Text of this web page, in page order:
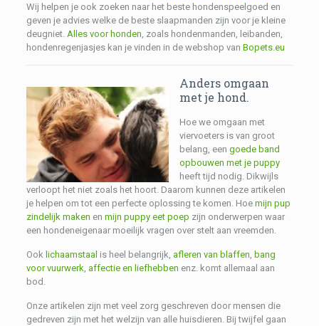
Wij helpen je ook zoeken naar het beste hondenspeelgoed en
geven je advies welke de beste slaapmanden zijn voor je kleine
deugniet. Alles voor honden, zoals hondenmanden, leibanden,
hondenregenjasjes kan je vinden in de webshop van Bopets.eu
Anders omgaan
met je hond.
Hoe we omgaan met
viervoeters is van groot
belang, een goede band
opbouwen met je puppy
heeft tijd nodig. Dikwijls
verloopt het niet zoals het hoort. Daarom kunnen deze artikelen
je helpen om tot een perfecte oplossing te komen. Hoe mijn pup
zindelijk maken en mijn puppy eet poep zijn onderwerpen waar
een hondeneigenaar moeilijk vragen over stelt aan vreemden.
Ook lichaamstaal is heel belangrijk, afleren van blaffen, bang
voor vuurwerk, affectie en liefhebben enz. komt allemaal aan
bod.
Onze artikelen zijn met veel zorg geschreven door mensen die
gedreven zijn met het welzijn van alle huisdieren. Bij twijfel gaan